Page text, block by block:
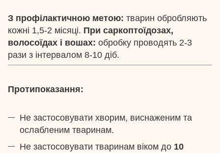
З профілактичною метою: тварин обробляють
кожні 1,5-2 місяці. При саркоптоїдозах,
волосоїдах і вошах: обробку проводять 2-3
рази з інтервалом 8-10 діб.
Протипоказання:
Не застосовувати хворим, виснаженим та
ослабленим тваринам.
Не застосовувати тваринам віком до 10